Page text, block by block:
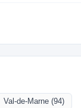
Val-de-Marne (94)